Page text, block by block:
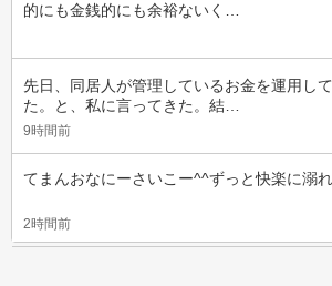
的にも金銭的にも余裕ないく…
先日、同居人が管理しているお金を運用し
た。と、私に言ってきた。結…
9時間前
てまんおなにーさいこー^^ずっと快楽に溺
2時間前